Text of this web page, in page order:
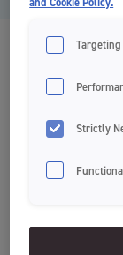
Beskytter
begynnende
Targeting
Strictly